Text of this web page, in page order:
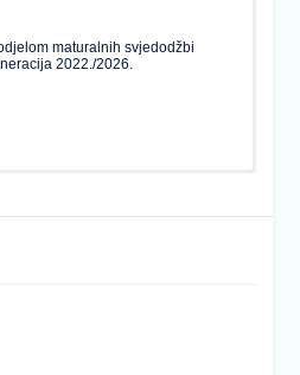
maturalnih svjedodžbi
2022./2026.
za školsku godinu 2026./2027.
u 1. razred Katoličke gimnazije s